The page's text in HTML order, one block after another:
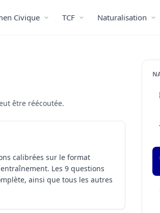
Civique TCF Naturalisation
être réécoutée.
calibrées sur le format
Les 9 questions
ainsi que tous les autres